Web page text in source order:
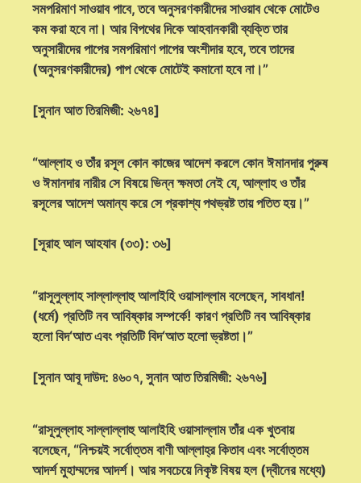
সমপরিমাণ সাওয়াব পাবে, তবে অনুসরণকারীদের সাওয়াব থেকে মোটেও
কম করা হবে না। আর বিপথের দিকে আহবানকারী ব্যক্তি তার
অনুসারীদের পাপের সমপরিমাণ পাপের অংশীদার হবে, তবে তাদের
(অনুসরণকারীদের) পাপ থেকে মোটেই কমানো হবে না।”
[সুনান আত তিরমিজী: ২৬৭৪]
“আল্লাহ ও তাঁর রসূল কোন কাজের আদেশ করলে কোন ঈমানদার পুরুষ
ও ঈমানদার নারীর সে বিষয়ে ভিন্ন ক্ষমতা নেই যে, আল্লাহ ও তাঁর
রসূলের আদেশ অমান্য করে সে প্রকাশ্য পথভ্রষ্ট তায় পতিত হয়।”
[সূরাহ আল আহযাব (৩৩): ৩৬]
“রাসূলুল্লাহ সাল্লাল্লাহু আলাইহি ওয়াসাল্লাম বলেছেন, সাবধান!
(ধর্মে) প্রতিটি নব আবিষ্কার সম্পর্কে! কারণ প্রতিটি নব আবিষ্কার
হলো বিদ‘আত এবং প্রতিটি বিদ‘আত হলো ভ্রষ্টতা।”
[সুনান আবূ দাউদ: ৪৬০৭, সুনান আত তিরমিজী: ২৬৭৬]
“রাসূলুল্লাহ সাল্লাল্লাহু আলাইহি ওয়াসাল্লাম তাঁর এক খুতবায়
বলেছেন, “নিশ্চয়ই সর্বোত্তম বাণী আল্লাহ্‌র কিতাব এবং সর্বোত্তম
আদর্শ মুহাম্মদের আদর্শ। আর সবচেয়ে নিকৃষ্ট বিষয় হল (দ্বীনের মধ্যে)